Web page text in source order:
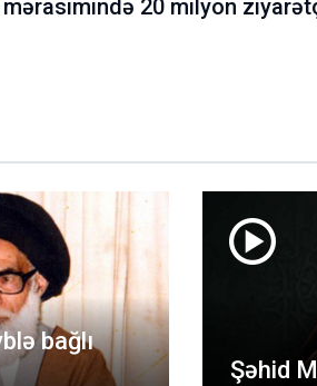
20 milyon
İmam